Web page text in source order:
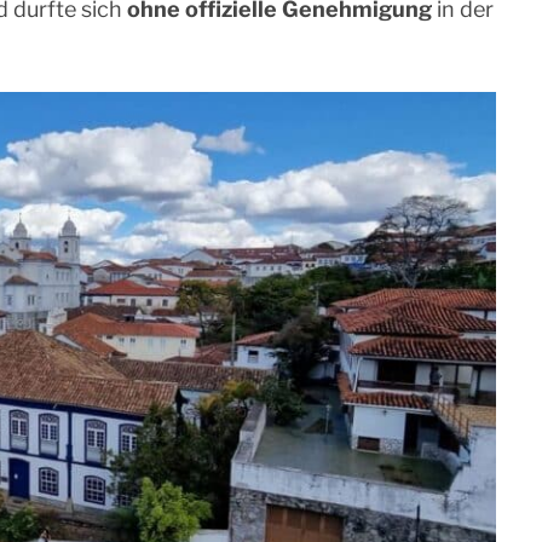
durfte sich ohne offizielle Genehmigungin der